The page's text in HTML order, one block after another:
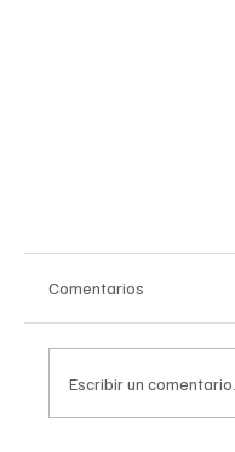
Comentarios
Escribir un comentario...